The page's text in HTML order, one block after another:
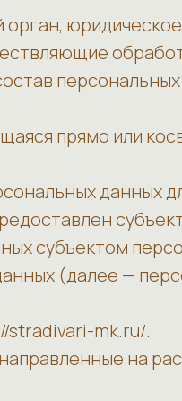
прямо или
данных
субъектом
(далее —
stradivari-mk.ru/.
на